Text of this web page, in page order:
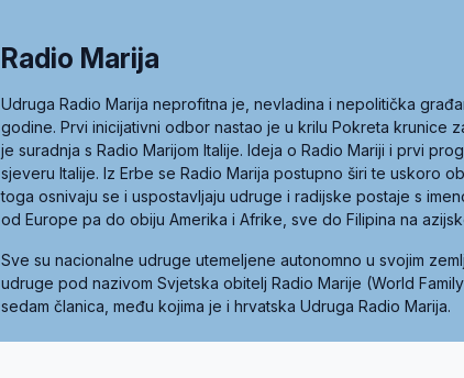
Radio Marija
Udruga Radio Marija neprofitna je, nevladina i nepolitička
godine. Prvi inicijativni odbor nastao je u krilu Pokreta krunice
je suradnja s Radio Marijom Italije. Ideja o Radio Mariji i prvi
sjeveru Italije. Iz Erbe se Radio Marija postupno širi te uskoro
toga osnivaju se i uspostavljaju udruge i radijske postaje s
od Europe pa do obiju Amerika i Afrike, sve do Filipina na
Sve su nacionalne udruge utemeljene autonomno u svojim
udruge pod nazivom Svjetska obitelj Radio Marije (World
sedam članica, među kojima je i hrvatska Udruga Radio Marija.